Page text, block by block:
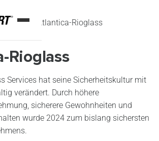
Atlantica-Rioglass
Rioglass
Services hat seine Sicherheitskultur mit
verändert. Durch höhere
sicherere Gewohnheiten und
wurde 2024 zum bislang sichersten